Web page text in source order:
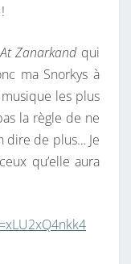
At Zanarkandqui
ma Snorkys à
les plus
la règle de ne
dire de plus… Je
qu’elle aura